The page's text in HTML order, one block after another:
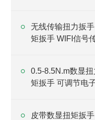
无线传输扭力扳
矩扳手 WIFI信号
0.5-8.5N.m数显
矩扳手 可调节电
皮带数显扭矩扳